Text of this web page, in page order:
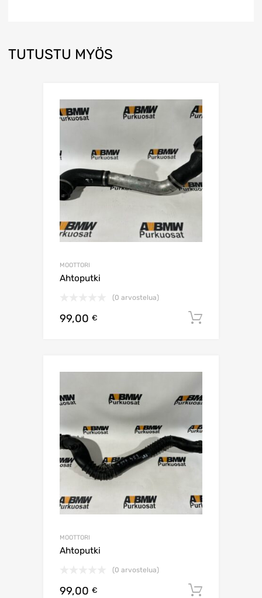
TUTUSTU MYÖS
MOOTTORI
Ahtoputki
(0 arvostelua)
99,00 €
MOOTTORI
Ahtoputki
(0 arvostelua)
99,00 €